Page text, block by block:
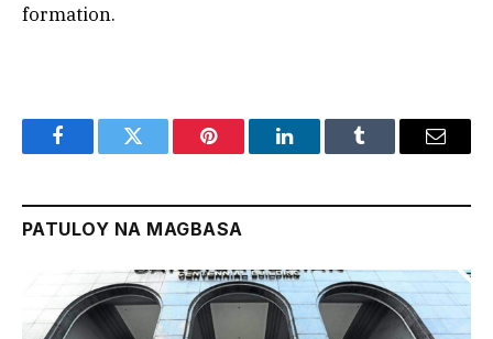
formation.
FacebookTwitter Pinterest LinkedInTumblr Email
PATULOY NA MAGBASA